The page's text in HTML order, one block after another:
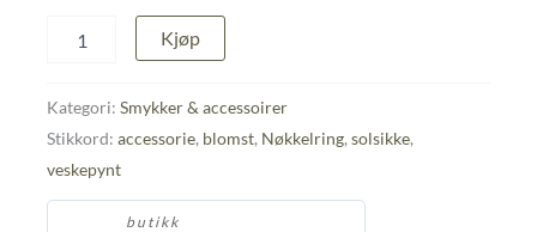
nøkkelring/veskepynt
tag
antall
Kjøp
Kategori: Smykker & accessoirer
Stikkord: accessorie, blomst, Nøkkelring, solsikke,
veskepynt
butikk